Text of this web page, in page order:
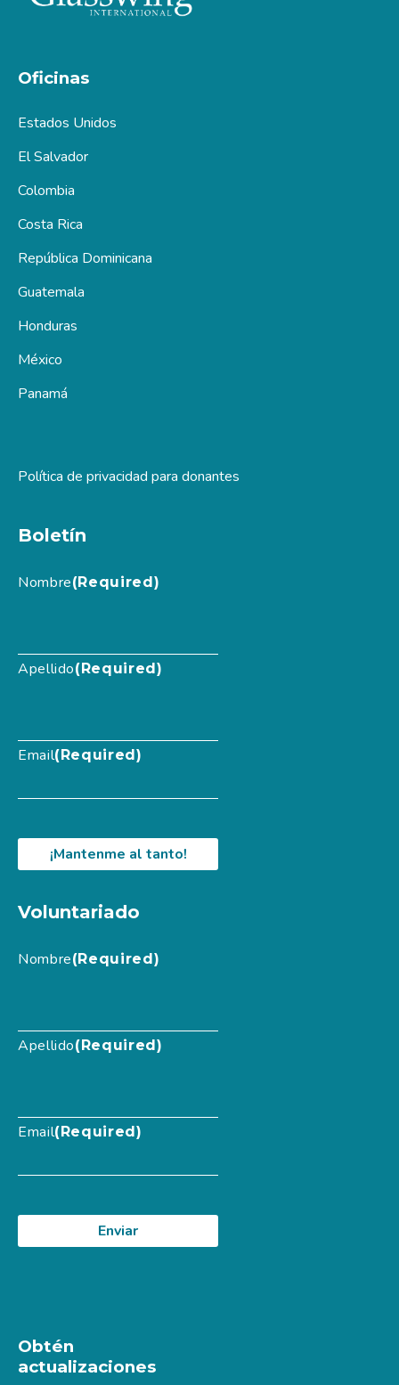
Oficinas
Estados Unidos
El Salvador
Colombia
Costa Rica
República Dominicana
Guatemala
Honduras
México
Panamá
Política de privacidad para donantes
Boletín
Nombre(Required)
Apellido(Required)
Email(Required)
Voluntariado
Nombre(Required)
Apellido(Required)
Email(Required)
Obtén
actualizaciones